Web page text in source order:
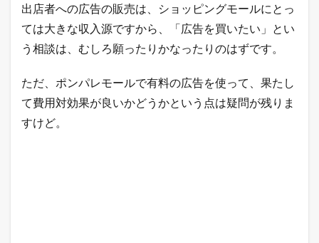
出店者への広告の販売は、ショッピングモールにとっ
ては大きな収入源ですから、「広告を買いたい」とい
う相談は、むしろ願ったりかなったりのはずです。
ただ、ポンパレモールで有料の広告を使って、果たし
て費用対効果が良いかどうかという点は疑問が残りま
すけど。